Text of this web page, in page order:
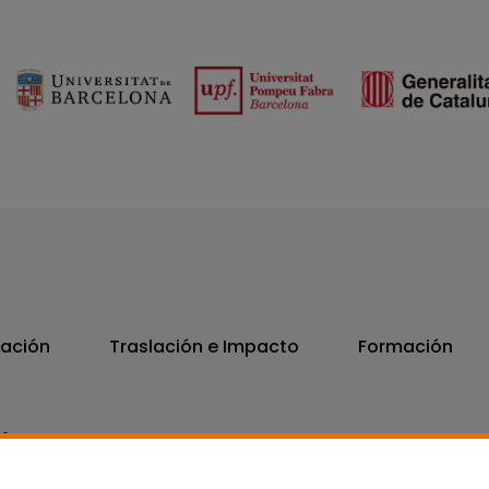
Traslación e Impacto Formación